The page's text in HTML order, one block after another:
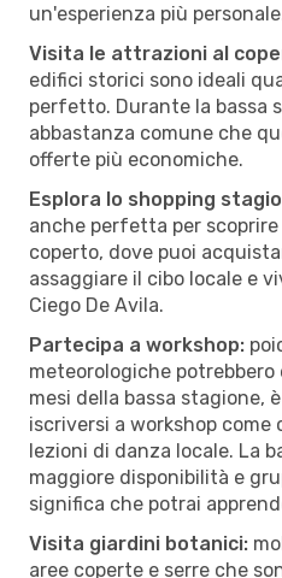
un'esperienza più
Visita le attrazioni al
edifici storici sono ideali
perfetto. Durante la bassa
abbastanza comune che
offerte più economiche.
Esplora lo shopping
anche perfetta per
coperto, dove puoi
assaggiare il cibo locale e
Ciego De Avila.
Partecipa a workshop:
meteorologiche
mesi della bassa stagione,
iscriversi a workshop
lezioni di danza locale. La
maggiore disponibilità e
significa che potrai
Visita giardini botanici:
aree coperte e serre che